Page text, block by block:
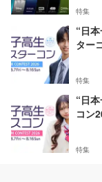
特集
“日
ター
特集
“日
コン
特集